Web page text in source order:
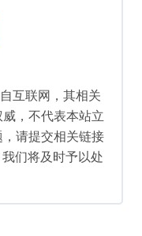
互联网，其相关
，不代表本站立
请提交相关链接
们将及时予以处